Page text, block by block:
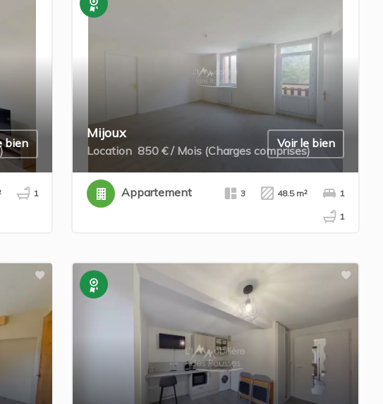
bien
1
Mijoux
Location 850 € / Mois (Charges comprises)
Voir le bien
Appartement 3 48.5 m² 1
1